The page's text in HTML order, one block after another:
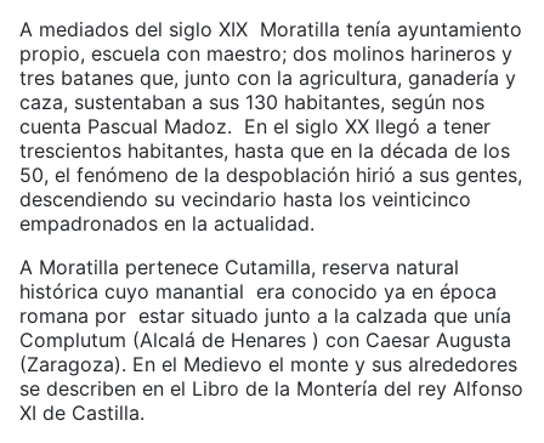
A mediados del siglo XIX Moratilla tenía ayuntamiento
propio, escuela con maestro; dos molinos harineros y
tres batanes que, junto con la agricultura, ganadería y
caza, sustentaban a sus 130 habitantes, según nos
cuenta Pascual Madoz. En el siglo XX llegó a tener
trescientos habitantes, hasta que en la década de los
50, el fenómeno de la despoblación hirió a sus gentes,
descendiendo su vecindario hasta los veinticinco
empadronados en la actualidad.
A Moratilla pertenece Cutamilla, reserva natural
histórica cuyo manantial era conocido ya en época
romana por estar situado junto a la calzada que unía
Complutum (Alcalá de Henares ) con Caesar Augusta
(Zaragoza). En el Medievo el monte y sus alrededores
se describen en el Libro de la Montería del rey Alfonso
XI de Castilla.